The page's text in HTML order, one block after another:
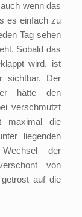
wenn das
es einfach zu
Tag sehen
Sobald das
wird, ist
sichtbar. Der
hätte den
verschmutzt
maximal die
liegenden
der
von
auf die